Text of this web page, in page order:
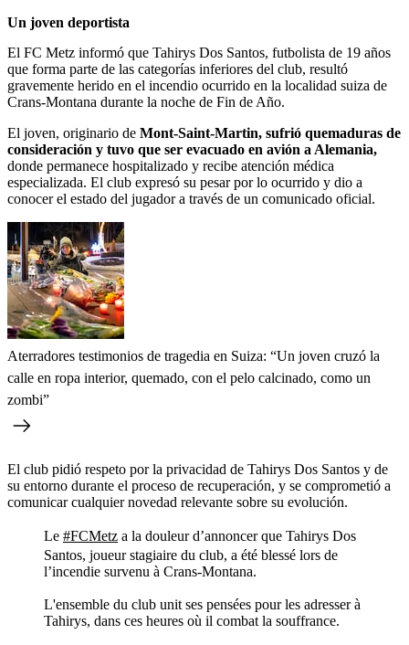
Un joven deportista
El FC Metz informó que Tahirys Dos Santos, futbolista de 19 años
que forma parte de las categorías inferiores del club, resultó
gravemente herido en el incendio ocurrido en la localidad suiza de
Crans-Montana durante la noche de Fin de Año.
El joven, originario de Mont-Saint-Martin, sufrió quemaduras de
consideración y tuvo que ser evacuado en avión a Alemania,
donde permanece hospitalizado y recibe atención médica
especializada. El club expresó su pesar por lo ocurrido y dio a
conocer el estado del jugador a través de un comunicado oficial.
Aterradores testimonios de tragedia en Suiza: “Un joven cruzó la
calle en ropa interior, quemado, con el pelo calcinado, como un
zombi”
El club pidió respeto por la privacidad de Tahirys Dos Santos y de
su entorno durante el proceso de recuperación, y se comprometió a
comunicar cualquier novedad relevante sobre su evolución.
Le #FCMetz a la douleur d’annoncer que Tahirys Dos
Santos, joueur stagiaire du club, a été blessé lors de
l’incendie survenu à Crans-Montana.
L'ensemble du club unit ses pensées pour les adresser à
Tahirys, dans ces heures où il combat la souffrance.